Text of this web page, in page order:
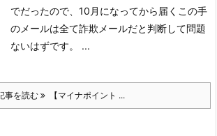
でだったので、 10月になってから届くこの手
のメールは全て詐欺メールだと判断して問題
ないはずです。
...
事を読む 【マイナポイント ...